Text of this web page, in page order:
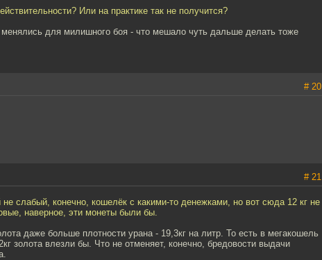
Или на практике так не получится?
для милишного боя - что мешало чуть дальше делать тоже
# 20
# 21
слабый, конечно, кошелёк с какими-то денежками, но вот сюда 12 кг не
наверное, эти монеты были бы.
даже больше плотности урана - 19,3кг на литр. То есть в мегакошель
золота влезли бы. Что не отменяет, конечно, бредовости выдачи